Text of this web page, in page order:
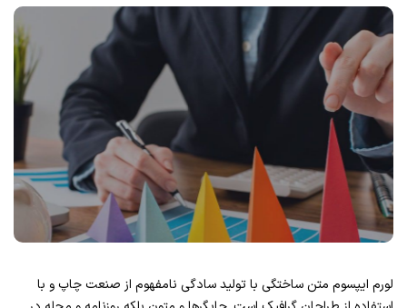
لورم ایپسوم متن ساختگی با تولید سادگی نامفهوم از صنعت چاپ و با